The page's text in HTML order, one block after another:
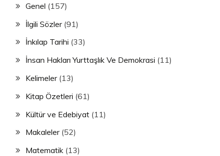
Genel (157)
İlgili Sözler(91)
İnkılap Tarihi (33)
İnsan Hakları Yurttaşlık Ve Demokrasi (11)
Kelimeler(13)
Kitap Özetleri (61)
Kültür ve Edebiyat (11)
Makaleler(52)
Matematik (13)